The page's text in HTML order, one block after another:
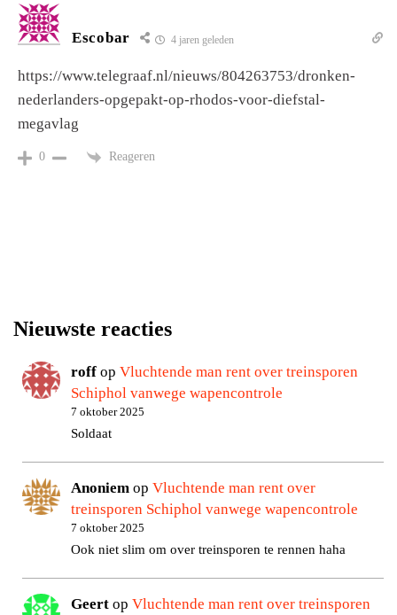
Escobar 4 jaren geleden
https://www.telegraaf.nl/nieuws/804263753/dronken-
nederlanders-opgepakt-op-rhodos-voor-diefstal-
megavlag
0 Reageren
Nieuwste reacties
roff opVluchtende man rent over treinsporen
Schiphol vanwege wapencontrole
7 oktober 2025
Soldaat
Anoniem opVluchtende man rent over
treinsporen Schiphol vanwege wapencontrole
7 oktober 2025
Ook niet slim om over treinsporen te rennen haha
Geert opVluchtende man rent over treinsporen